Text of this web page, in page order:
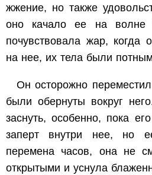
жжение, но также
оно качало ее на волне
почувствовала жар, когда
на нее, их тела были
Он осторожно
были обернуты вокруг
заснуть, особенно, пока
заперт внутри нее, но
перемена часов, она не
открытыми и уснула